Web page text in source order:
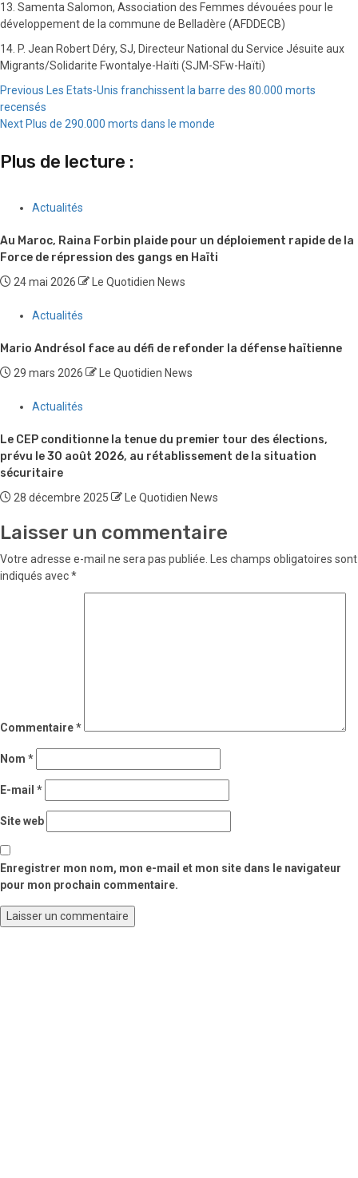
13. Samenta Salomon, Association des Femmes dévouées pour le
développement de la commune de Belladère (AFDDECB)
14. P. Jean Robert Déry, SJ, Directeur National du Service Jésuite aux
Migrants/Solidarite Fwontalye-Haïti (SJM-SFw-Haïti)
Continue
Reading
Previous Les Etats-Unis franchissent la barre des 80.000 morts
recensés
Next Plus de 290.000 morts dans le monde
Plus de lecture :
Actualités
Au Maroc, Raina Forbin plaide pour un déploiement rapide de la
Force de répression des gangs en Haïti
24 mai 2026 Le Quotidien News
Actualités
Mario Andrésol face au défi de refonder la défense haïtienne
29 mars 2026 Le Quotidien News
Actualités
Le CEP conditionne la tenue du premier tour des élections,
prévu le 30 août 2026, au rétablissement de la situation
sécuritaire
28 décembre 2025 Le Quotidien News
Laisser un commentaire
Votre adresse e-mail ne sera pas publiée.
Les champs obligatoires sont
indiqués avec*
Commentaire*
Nom *
E-mail *
Site web
Enregistrer mon nom, mon e-mail et mon site dans le navigateur
pour mon prochain commentaire.